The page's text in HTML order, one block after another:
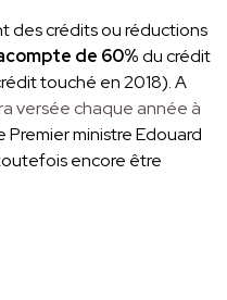
des crédits ou réductions
de 60%du crédit
touché en 2018). A
versée chaque année à
Premier ministre Edouard
encore être